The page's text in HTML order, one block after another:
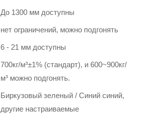
До 1300 мм доступны
нет ограничений, можно подгонять
6 - 21 мм доступны
700кг/м³±1% (стандарт), и 600~900кг/
м³ можно подгонять.
Биркузовый зеленый / Синий синий,
другие настраиваемые